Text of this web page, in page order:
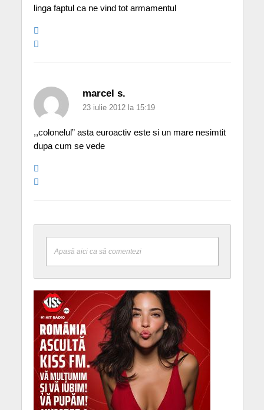
linga faptul ca ne vind tot armamentul
marcel s.
23 iulie 2012 la 15:19
,,colonelul” asta euroactiv este si un mare nesimtit
dupa cum se vede
Apasă aici ca să comentezi